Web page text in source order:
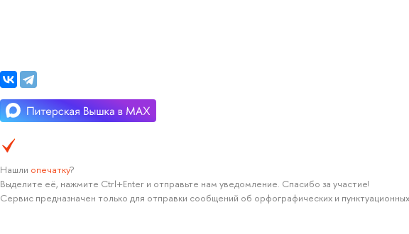
Нашли опечатку?
Выделите её, нажмите Ctrl+Enter и отправьте нам уведомление. Спасибо за участие!
Сервис предназначен только для отправки сообщений об орфографических и